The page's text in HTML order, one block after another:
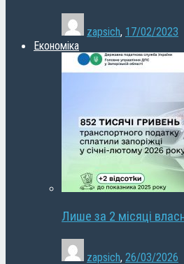
zapsich, 17/02/2023
Економіка
Лише за 2 місяці
zapsich, 26/03/2026